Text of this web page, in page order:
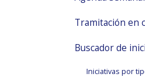
Tramitación en
Buscador de
Iniciativas por